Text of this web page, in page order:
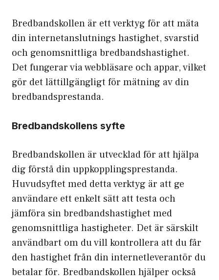
Bredbandskollen är ett verktyg för att mäta
din internetanslutnings hastighet, svarstid
och genomsnittliga bredbandshastighet.
Det fungerar via webbläsare och appar, vilket
gör det lättillgängligt för mätning av din
bredbandsprestanda.
Bredbandskollens syfte
Bredbandskollen är utvecklad för att hjälpa
dig förstå din uppkopplingsprestanda.
Huvudsyftet med detta verktyg är att ge
användare ett enkelt sätt att testa och
jämföra sin bredbandshastighet med
genomsnittliga hastigheter. Det är särskilt
användbart om du vill kontrollera att du får
den hastighet från din internetleverantör du
betalar för. Bredbandskollen hjälper också